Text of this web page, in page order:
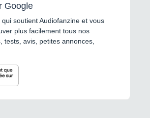
Google
soutient Audiofanzine et vous
plus facilement tous nos
tests, avis, petites annonces,